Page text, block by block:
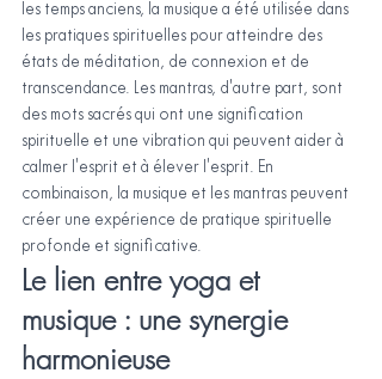
les temps anciens, la musique a été utilisée dans
les pratiques spirituelles pour atteindre des
états de méditation, de connexion et de
transcendance. Les mantras, d'autre part, sont
des mots sacrés qui ont une signification
spirituelle et une vibration qui peuvent aider à
calmer l'esprit et à élever l'esprit. En
combinaison, la musique et les mantras peuvent
créer une expérience de pratique spirituelle
profonde et significative.
Le lien entre yoga et
musique : une synergie
harmonieuse